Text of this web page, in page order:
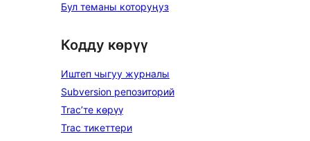
Бул теманы которуңуз
Кодду көрүү
Иштеп чыгуу журналы
Subversion репозиторий
Trac’те көрүү
Trac тикеттери